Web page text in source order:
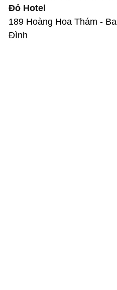
Đỏ Hotel
189 Hoàng Hoa Thám - Ba
Đình